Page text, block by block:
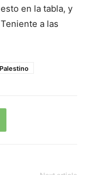
en la tabla, y
a las
Palestino